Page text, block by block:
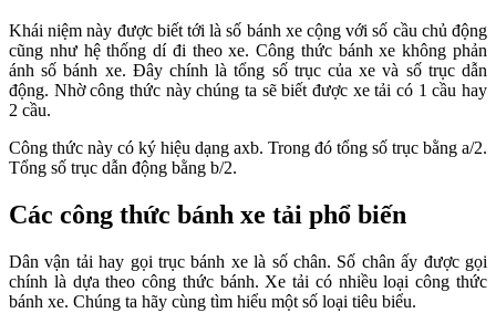
Khái niệm này được biết tới là số bánh xe cộng với số cầu chủ động
cũng như hệ thống dí đi theo xe. Công thức bánh xe không phản
ánh số bánh xe. Đây chính là tổng số trục của xe và số trục dẫn
động. Nhờ công thức này chúng ta sẽ biết được xe tải có 1 cầu hay
2 cầu.
Công thức này có ký hiệu dạng axb. Trong đó tổng số trục bằng a/2.
Tổng số trục dẫn động bằng b/2.
Các công thức bánh xe tải phổ biến
Dân vận tải hay gọi trục bánh xe là số chân. Số chân ấy được gọi
chính là dựa theo công thức bánh. Xe tải có nhiều loại công thức
bánh xe. Chúng ta hãy cùng tìm hiểu một số loại tiêu biểu.